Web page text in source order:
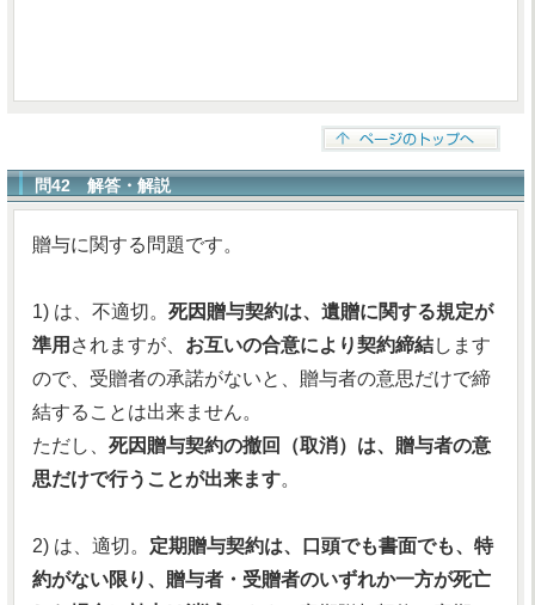
問42 解答・解説
贈与に関する問題です。
1) は、不適切。 死因贈与契約は、遺贈に関する規定が
準用 されますが、 お互いの合意により契約締結します
ので、受贈者の承諾がないと、贈与者の意思だけで締
結することは出来ません。
ただし、 死因贈与契約の撤回（取消）は、贈与者の意
思だけで行うことが出来ます。
2) は、適切。 定期贈与契約は、口頭でも書面でも、特
約がない限り、贈与者・受贈者のいずれか一方が死亡